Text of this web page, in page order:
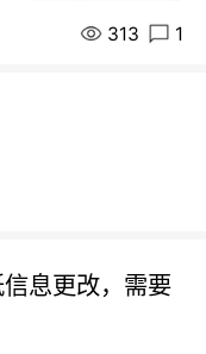
313 1
息更改，需要